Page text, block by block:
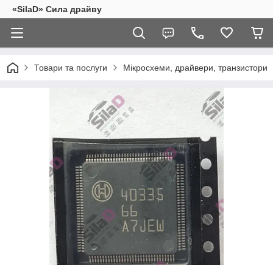
«SilaD» Сила драйву
Товари та послуги Мікросхеми, драйвери, транзистори